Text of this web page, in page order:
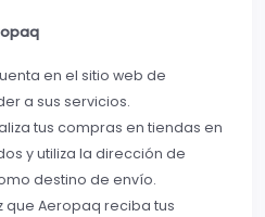
en el sitio web de
a sus servicios.
tus compras en tiendas en
y utiliza la dirección de
destino de envío.
que Aeropaq reciba tus